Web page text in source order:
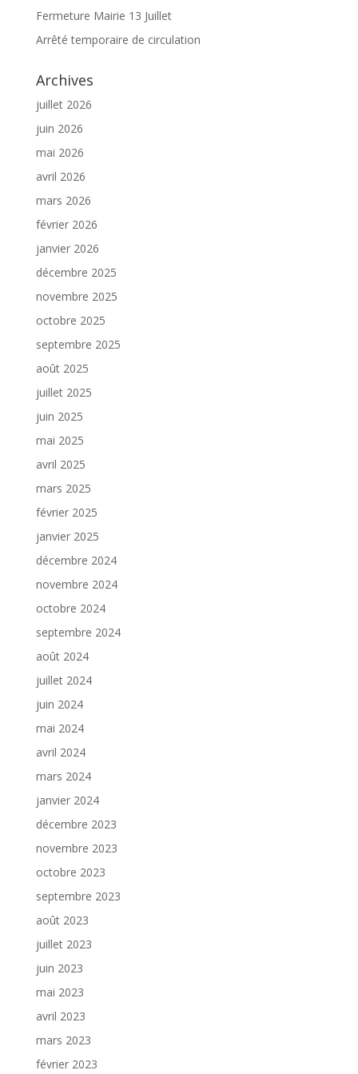
Fermeture Mairie 13 Juillet
Arrêté temporaire de circulation
Archives
juillet 2026
juin 2026
mai 2026
avril 2026
mars 2026
février 2026
janvier 2026
décembre 2025
novembre 2025
octobre 2025
septembre 2025
août 2025
juillet 2025
juin 2025
mai 2025
avril 2025
mars 2025
février 2025
janvier 2025
décembre 2024
novembre 2024
octobre 2024
septembre 2024
août 2024
juillet 2024
juin 2024
mai 2024
avril 2024
mars 2024
janvier 2024
décembre 2023
novembre 2023
octobre 2023
septembre 2023
août 2023
juillet 2023
juin 2023
mai 2023
avril 2023
mars 2023
février 2023